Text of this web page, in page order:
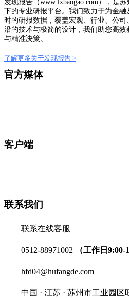
发现报告（www.fxbaogao.com），是
下的专业研报平台。我们致力于为金
时的研报数据，覆盖宏观、行业、公
沿的技术与极简的设计，我们助您高
与精准决策。
了解更多关于发现报告 >
官方媒体
客户端
联系我们
联系在线客服
0512-88971002 （工作日9:00-
hfd04@hufangde.com
中国 · 江苏 · 苏州市工业园